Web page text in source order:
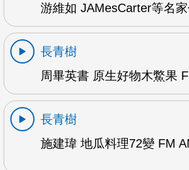
游維如 JAMesCarter等名
長青樹
周畢英書 原生好物木鱉果
長青樹
施建瑋 地瓜料理72變 FM